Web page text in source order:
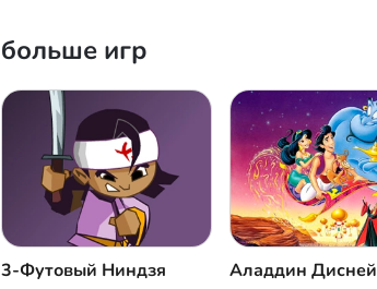
больше игр
3-Футовый Ниндзя Аладдин Дисней